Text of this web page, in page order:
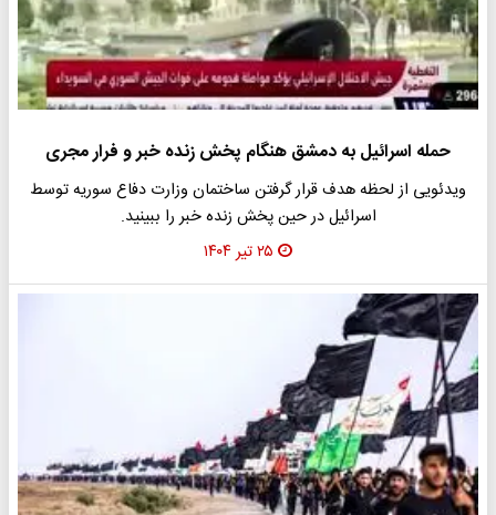
حمله اسرائیل به دمشق هنگام پخش زنده خبر و فرار مجری
ویدئویی از لحظه هدف قرار گرفتن ساختمان وزارت دفاع سوریه توسط
اسرائیل در حین پخش زنده خبر را ببینید.
۲۵ تیر ۱۴۰۴